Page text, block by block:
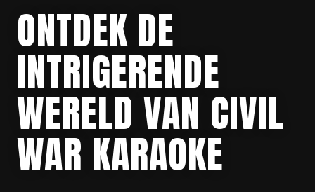
ONTDEK DE
INTRIGERENDE
WERELD VAN CIVIL
WAR KARAOKE